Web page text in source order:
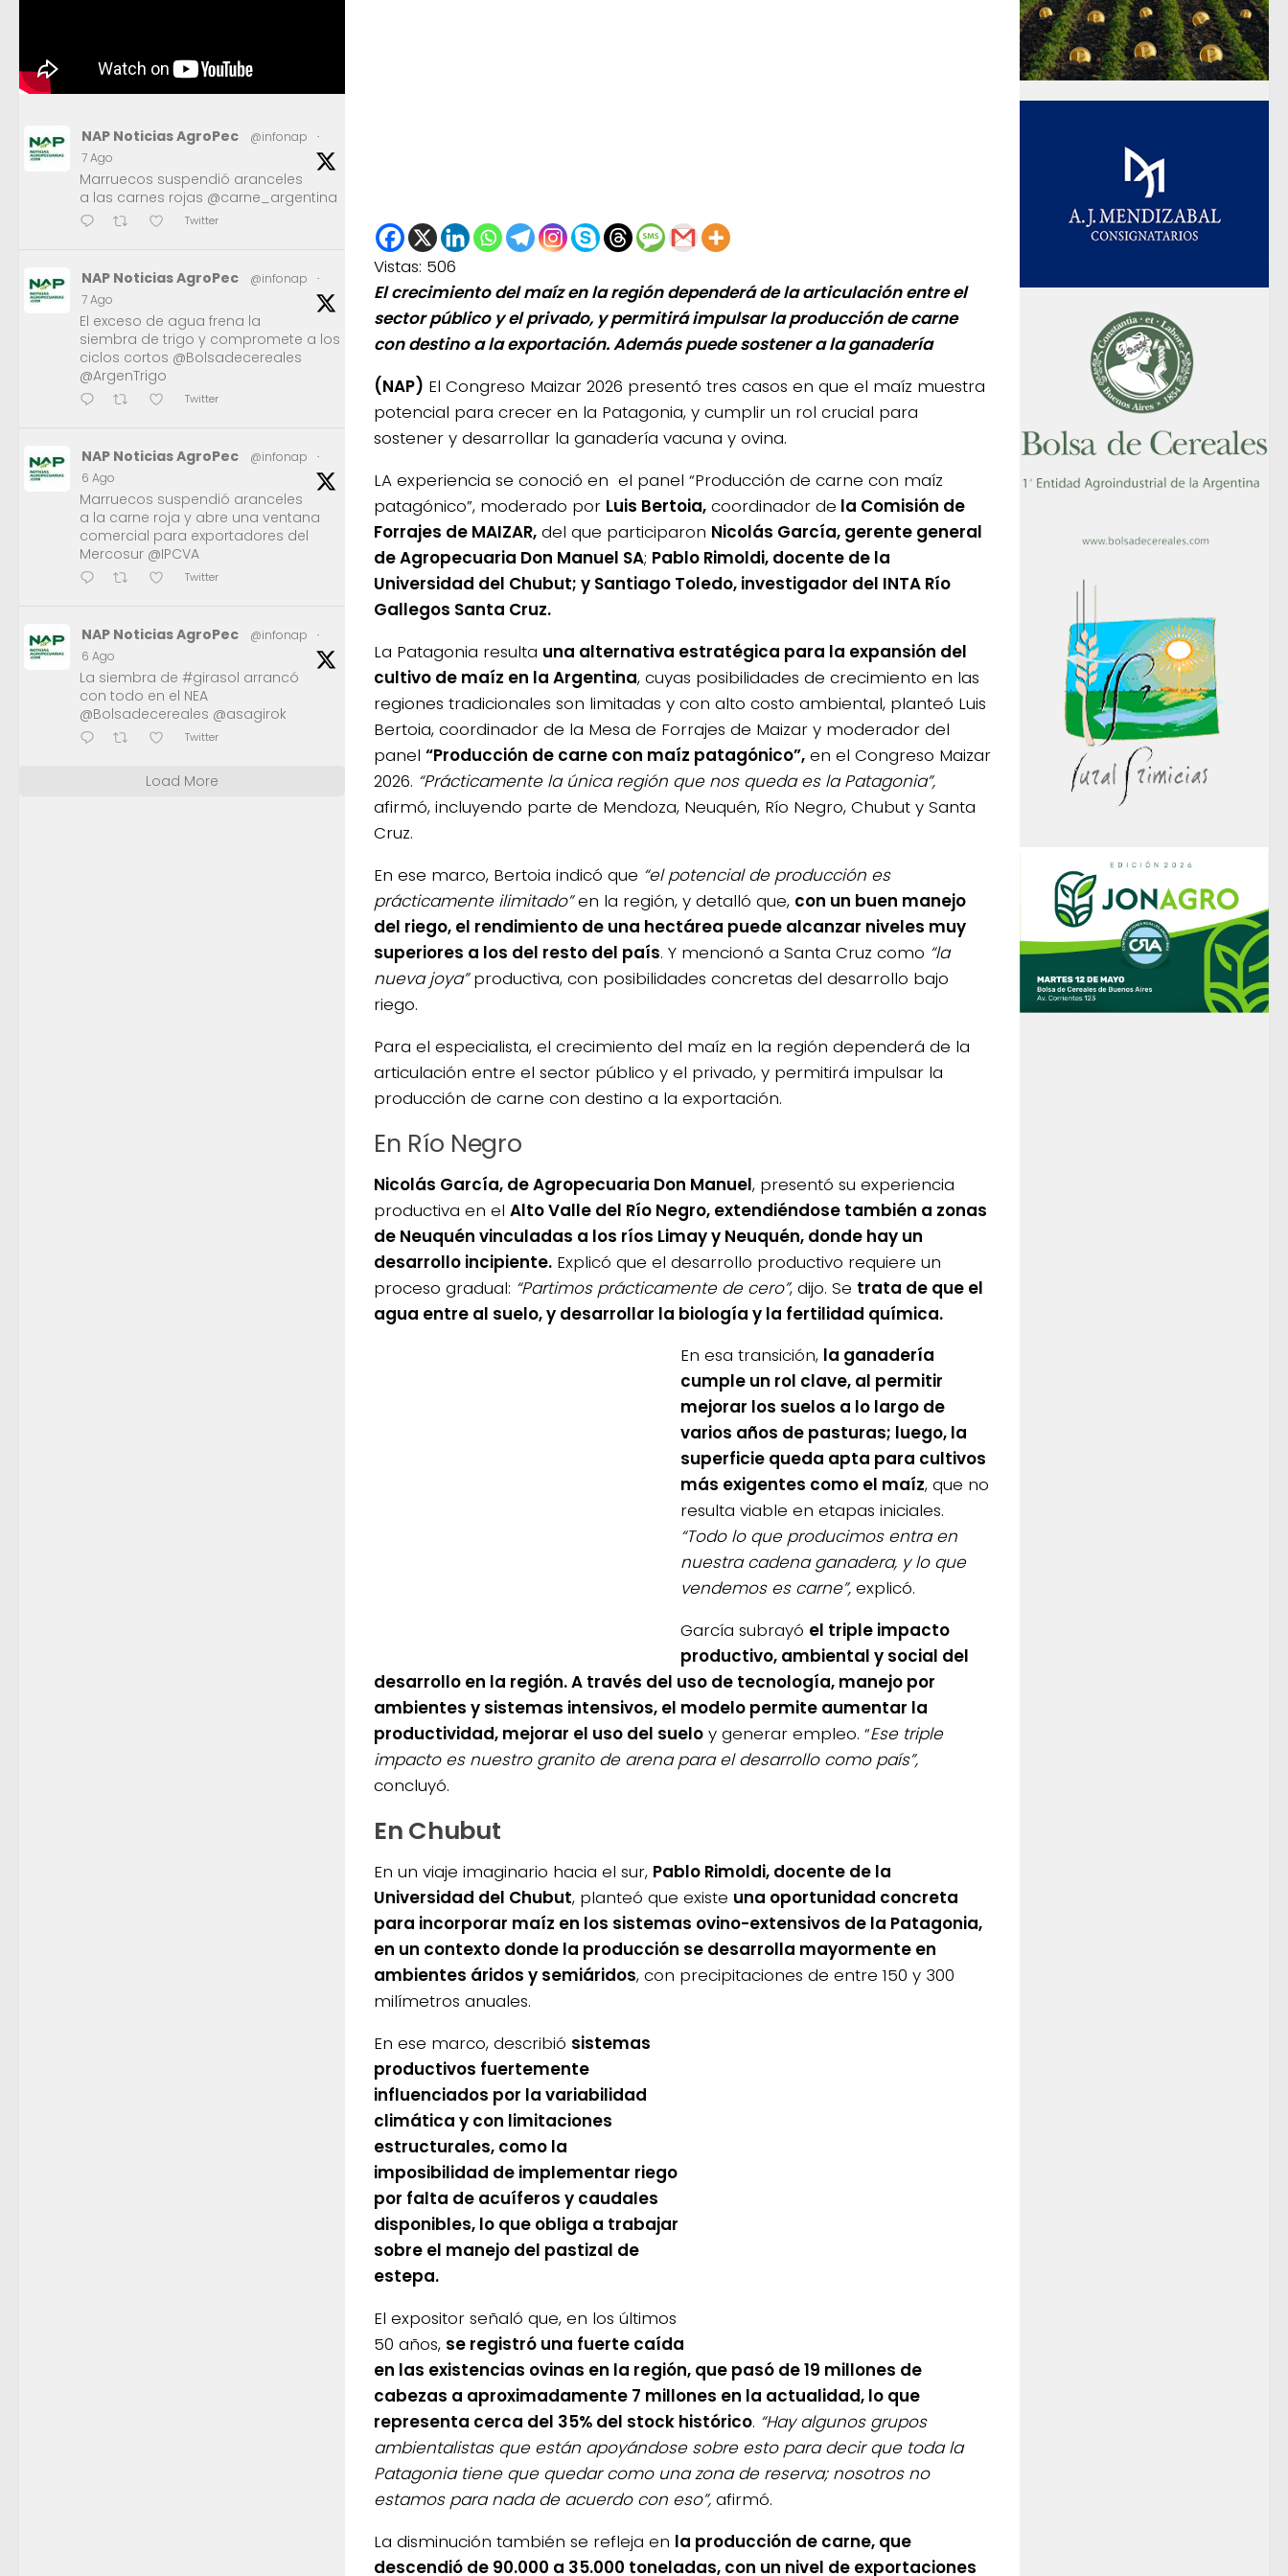
Vistas: 506
El crecimiento del maíz en la región dependerá de la articulación entre el
sector público y el privado, y permitirá impulsar la producción de carne
con destino a la exportación. Además puede sostener a la ganadería
(NAP) El Congreso Maizar 2026 presentó tres casos en que el maíz muestra
potencial para crecer en la Patagonia, y cumplir un rol crucial para
sostener y desarrollar la ganadería vacuna y ovina.
LA experiencia se conoció en el panel “Producción de carne con maíz
patagónico”, moderado por Luis Bertoia, coordinador de la Comisión de
Forrajes de MAIZAR, del que participaron Nicolás García, gerente general
de Agropecuaria Don Manuel SA; Pablo Rimoldi, docente de la
Universidad del Chubut; y Santiago Toledo, investigador del INTA Río
Gallegos Santa Cruz.
La Patagonia resulta una alternativa estratégica para la expansión del
cultivo de maíz en la Argentina, cuyas posibilidades de crecimiento en las
regiones tradicionales son limitadas y con alto costo ambiental, planteó Luis
Bertoia, coordinador de la Mesa de Forrajes de Maizar y moderador del
panel “Producción de carne con maíz patagónico”, en el Congreso Maizar
2026. “Prácticamente la única región que nos queda es la Patagonia”,
afirmó, incluyendo parte de Mendoza, Neuquén, Río Negro, Chubut y Santa
Cruz.
En ese marco, Bertoia indicó que “el potencial de producción es
prácticamente ilimitado”en la región, y detalló que, con un buen manejo
del riego, el rendimiento de una hectárea puede alcanzar niveles muy
superiores a los del resto del país. Y mencionó a Santa Cruz como “la
nueva joya”productiva, con posibilidades concretas del desarrollo bajo
riego.
Para el especialista, el crecimiento del maíz en la región dependerá de la
articulación entre el sector público y el privado, y permitirá impulsar la
producción de carne con destino a la exportación.
En Río Negro
Nicolás García, de Agropecuaria Don Manuel, presentó su experiencia
productiva en el Alto Valle del Río Negro, extendiéndose también a zonas
de Neuquén vinculadas a los ríos Limay y Neuquén, donde hay un
desarrollo incipiente. Explicó que el desarrollo productivo requiere un
proceso gradual: “Partimos prácticamente de cero”, dijo. Se trata de que el
agua entre al suelo, y desarrollar la biología y la fertilidad química.
En esa transición, la ganadería
cumple un rol clave, al permitir
mejorar los suelos a lo largo de
varios años de pasturas; luego, la
superficie queda apta para cultivos
más exigentes como el maíz, que no
resulta viable en etapas iniciales.
“Todo lo que producimos entra en
nuestra cadena ganadera, y lo que
vendemos es carne”, explicó.
García subrayó el triple impacto
productivo, ambiental y social del
desarrollo en la región. A través del uso de tecnología, manejo por
ambientes y sistemas intensivos, el modelo permite aumentar la
productividad, mejorar el uso del suelo y generar empleo. “Ese triple
impacto es nuestro granito de arena para el desarrollo como país”,
concluyó.
En Chubut
En un viaje imaginario hacia el sur, Pablo Rimoldi, docente de la
Universidad del Chubut, planteó que existe una oportunidad concreta
para incorporar maíz en los sistemas ovino-extensivos de la Patagonia,
en un contexto donde la producción se desarrolla mayormente en
ambientes áridos y semiáridos, con precipitaciones de entre 150 y 300
milímetros anuales.
En ese marco, describió sistemas
productivos fuertemente
influenciados por la variabilidad
climática y con limitaciones
estructurales, como la
imposibilidad de implementar riego
por falta de acuíferos y caudales
disponibles, lo que obliga a trabajar
sobre el manejo del pastizal de
estepa.
El expositor señaló que, en los últimos
50 años, se registró una fuerte caída
en las existencias ovinas en la región, que pasó de 19 millones de
cabezas a aproximadamente 7 millones en la actualidad, lo que
representa cerca del 35% del stock histórico. “Hay algunos grupos
ambientalistas que están apoyándose sobre esto para decir que toda la
Patagonia tiene que quedar como una zona de reserva; nosotros no
estamos para nada de acuerdo con eso”, afirmó.
La disminución también se refleja en la producción de carne, que
descendió de 90.000 a 35.000 toneladas, con un nivel de exportaciones
NAP Noticias AgroPec @infonap
·
7 Ago
Marruecos suspendió aranceles
a las carnes rojas @carne_argentina
Twitter
NAP Noticias AgroPec @infonap
·
7 Ago
El exceso de agua frena la
siembra de trigo y compromete a los
ciclos cortos @Bolsadecereales
@ArgenTrigo
Twitter
NAP Noticias AgroPec @infonap
·
6 Ago
Marruecos suspendió aranceles
a la carne roja y abre una ventana
comercial para exportadores del
Mercosur @IPCVA
Twitter
NAP Noticias AgroPec @infonap
·
6 Ago
La siembra de #girasol arrancó
con todo en el NEA
@Bolsadecereales @asagirok
Twitter
Load More